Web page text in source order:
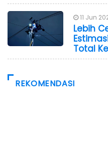
11 Jun
Lebih
Total
REKOMENDASI